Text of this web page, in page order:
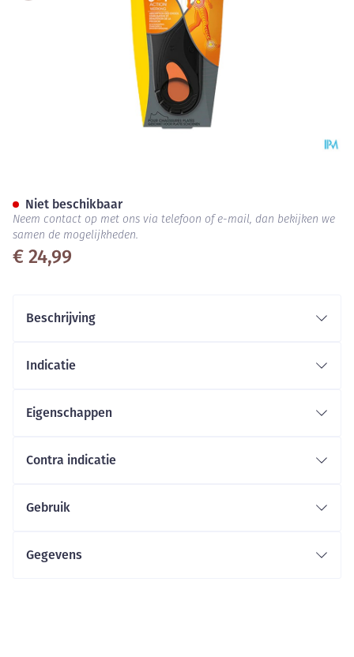
€ 24,99
Niet beschikbaar
Neem contact op met ons via telefoon of e-mail, dan bekijken we
samen de mogelijkheden.
Beschrijving
Indicatie
Eigenschappen
Contra indicatie
Gebruik
Gegevens